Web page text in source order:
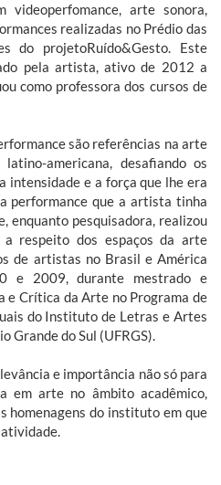
videoperfomance, arte sonora,
realizadas no Prédio das
do projetoRuído&Gesto. Este
pela artista, ativo de 2012 a
como professora dos cursos de
são referências na arte
americana, desafiando os
intensidade e a força que lhe era
performance que a artista tinha
enquanto pesquisadora, realizou
respeito dos espaços da arte
de artistas no Brasil e América
e 2009, durante mestrado e
e Crítica da Arte no Programa de
do Instituto de Letras e Artes
Grande do Sul (UFRGS).
e importância não só para
em arte no âmbito acadêmico,
homenagens do instituto em que